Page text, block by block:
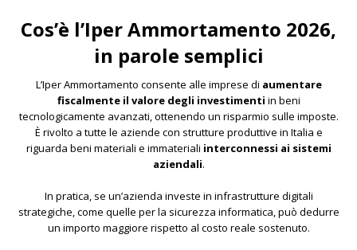
Cos’è l’Iper Ammortamento 2026,
in parole semplici
L’Iper Ammortamento consente alle imprese di aumentare
fiscalmente il valore degli investimenti in beni
tecnologicamente avanzati, ottenendo un risparmio sulle imposte.
È rivolto a tutte le aziende con strutture produttive in Italia e
riguarda beni materiali e immateriali interconnessi ai sistemi
aziendali.
In pratica, se un’azienda investe in infrastrutture digitali
strategiche, come quelle per la sicurezza informatica, può dedurre
un importo maggiore rispetto al costo reale sostenuto.